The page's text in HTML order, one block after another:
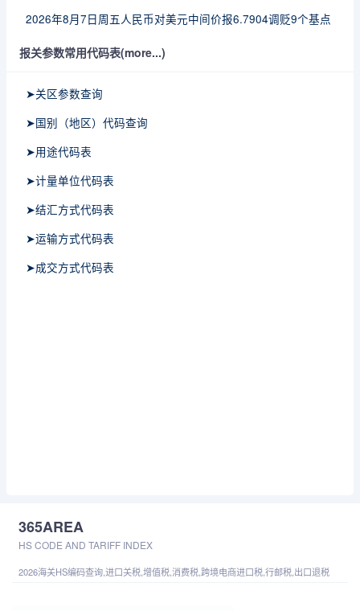
2026年8月7日周五人民币对美元中间价报6.7904调贬9个基点
报关参数常用代码表(more...)
➤关区参数查询
➤国别（地区）代码查询
➤用途代码表
➤计量单位代码表
➤结汇方式代码表
➤运输方式代码表
➤成交方式代码表
365AREA
HS CODE AND TARIFF INDEX
2026海关HS编码查询,进口关税,增值税,消费税,跨境电商进口税,行邮税,出口退税